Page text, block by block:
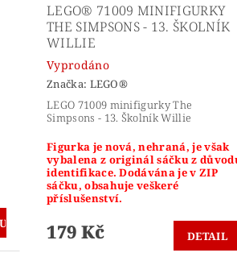
LEGO® 71009 MINIFIGURKY
THE SIMPSONS - 13. ŠKOLNÍK
WILLIE
Vyprodáno
Značka: LEGO®
LEGO 71009 minifigurky The
Simpsons - 13. Školník Willie
Figurka je nová, nehraná, je však
vybalena z originál sáčku z
identifikace. Dodávána je v ZIP
sáčku, obsahuje veškeré
příslušenství.
179 Kč DETAIL